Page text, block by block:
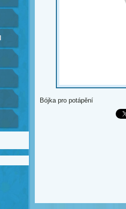
Bójka pro potápění